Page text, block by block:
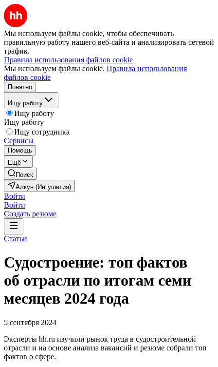
Мы используем файлы cookie, чтобы обеспечивать
правильную работу нашего веб-сайта и анализировать сетевой
трафик.
Правила использования файлов cookie
Мы используем файлы cookie. Правила использования
файлов cookie
Понятно
Ищу работу
Ищу работу
Ищу работу
Ищу сотрудника
Сервисы
Помощь
Ещё
Поиск
Алкун (Ингушетия)
Войти
Войти
Создать резюме
Статьи
Судостроение: топ фактов
об отрасли по итогам семи
месяцев 2024 года
5 сентября 2024
Эксперты hh.ru изучили рынок труда в судостроительной
отрасли и на основе анализа вакансий и резюме собрали топ
фактов о сфере.